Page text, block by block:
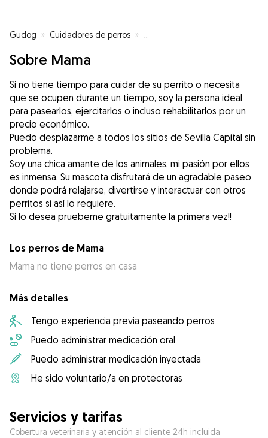
Gudog » Cuidadores de perros »
Sobre Mama
Sí no tiene tiempo para cuidar de su perrito o necesita
que se ocupen durante un tiempo, soy la persona ideal
para pasearlos, ejercitarlos o incluso rehabilitarlos por un
precio económico.
Puedo desplazarme a todos los sitios de Sevilla Capital sin
problema.
Soy una chica amante de los animales, mi pasión por ellos
es inmensa. Su mascota disfrutará de un agradable paseo
donde podrá relajarse, divertirse y interactuar con otros
perritos si así lo requiere.
Sí lo desea pruebeme gratuitamente la primera vez!!
Los perros de Mama
Mama no tiene perros en casa
Más detalles
Tengo experiencia previa paseando perros
Puedo administrar medicación oral
Puedo administrar medicación inyectada
He sido voluntario/a en protectoras
Servicios y tarifas
Cobertura veterinaria y atención al cliente 24h incluida